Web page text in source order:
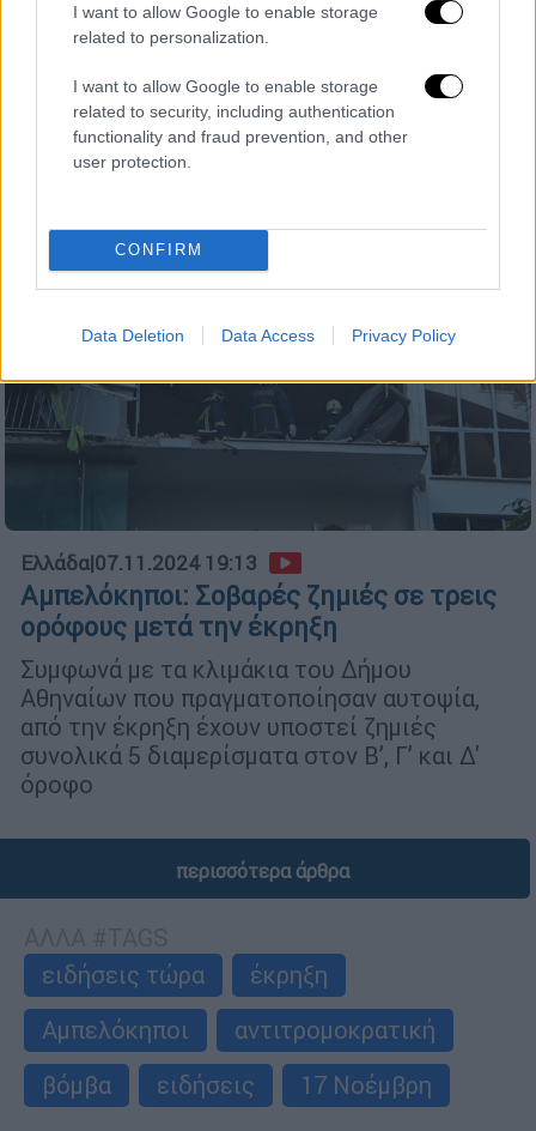
I want to allow Google to enable storage
related to personalization.
I want to allow Google to enable storage
related to security, including authentication
functionality and fraud prevention, and other
user protection.
CONFIRM
Data Deletion Data Access Privacy Policy
Αμπελόκηποι: Αυτά είναι τα 3 άτομα που
συνελήφθησαν μετά την έκρηξη στο
διαμέρισμα
Τι αναφέρει η ανακοίνωση της ΕΛΑΣ
Ελλάδα|07.11.2024 19:13
Αμπελόκηποι: Σοβαρές ζημιές σε τρεις
ορόφους μετά την έκρηξη
Συμφωνά με τα κλιμάκια του Δήμου
Αθηναίων που πραγματοποίησαν αυτοψία,
από την έκρηξη έχουν υποστεί ζημιές
συνολικά 5 διαμερίσματα στον Β’, Γ’ και Δ'
όροφο
περισσότερα άρθρα
ειδήσεις τώρα
έκρηξη
Αμπελόκηποι
αντιτρομοκρατική
βόμβα
ειδήσεις 17 Νοέμβρη